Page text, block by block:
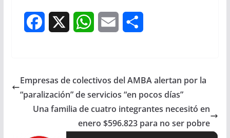
e
W
t
A
i
l
r
Empresas de colectivos del AMBA alertan por la
“paralización” de servicios “en pocos días”
Una familia de cuatro integrantes necesitó en
enero $596.823 para no ser pobre